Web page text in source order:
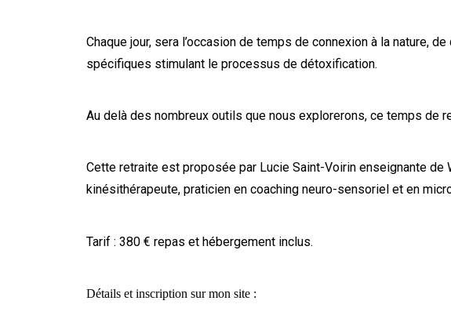
Chaque jour, sera l’occasion de temps de connexion à la nature,
spécifiques stimulant le processus de détoxification.
Au delà des nombreux outils que nous explorerons, ce temps de
Cette retraite est proposée par Lucie Saint-Voirin enseignante
kinésithérapeute, praticien en coaching neuro-sensoriel et en
Tarif : 380 € repas et hébergement inclus.
Détails et inscription sur mon site :